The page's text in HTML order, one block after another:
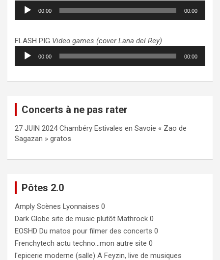
Lecteur
audio
00:00 00:00
FLASH PIG Video games (cover Lana del Rey)
Lecteur
audio
00:00 00:00
Concerts à ne pas rater
27 JUIN 2024 Chambéry Estivales en Savoie « Zao de
Sagazan » gratos
Pôtes 2.0
Amply Scènes Lyonnaises 0
Dark Globe site de music plutôt Mathrock 0
EOSHD Du matos pour filmer des concerts 0
Frenchytech actu techno…mon autre site 0
l'epicerie moderne (salle) A Feyzin, live de musiques